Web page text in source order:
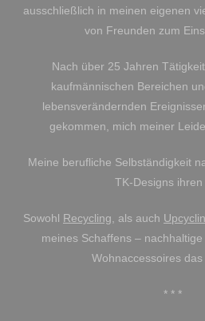
ausschließlich in meinen eigenen
von Freunden zum
Nach über 25 Jahren
kaufmännischen Bereichen
lebensverändernden
gekommen, mich meiner
Meine berufliche Selbständigkeit
TK-Designs ihren
Sowohl Recycling , als auch
meines Schaffens –
Wohnaccessoires das
* * *